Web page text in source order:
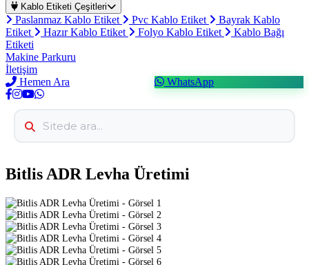
Kablo Etiketi Çeşitleri
Paslanmaz Kablo Etiket Pvc Kablo Etiket
Bayrak Kablo
Etiket
Hazır Kablo Etiket Folyo Kablo Etiket
Kablo Bağı
Etiketi
Makine Parkuru
İletişim
Hemen Ara
WhatsApp
Bitlis ADR Levha Üretimi